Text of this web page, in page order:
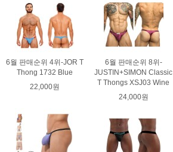
6월 판매순위 4위-JOR T
Thong 1732 Blue
22,000원
6월 판매순위 8위-
JUSTIN+SIMON Classic
T Thongs XSJ03 Wine
24,000원